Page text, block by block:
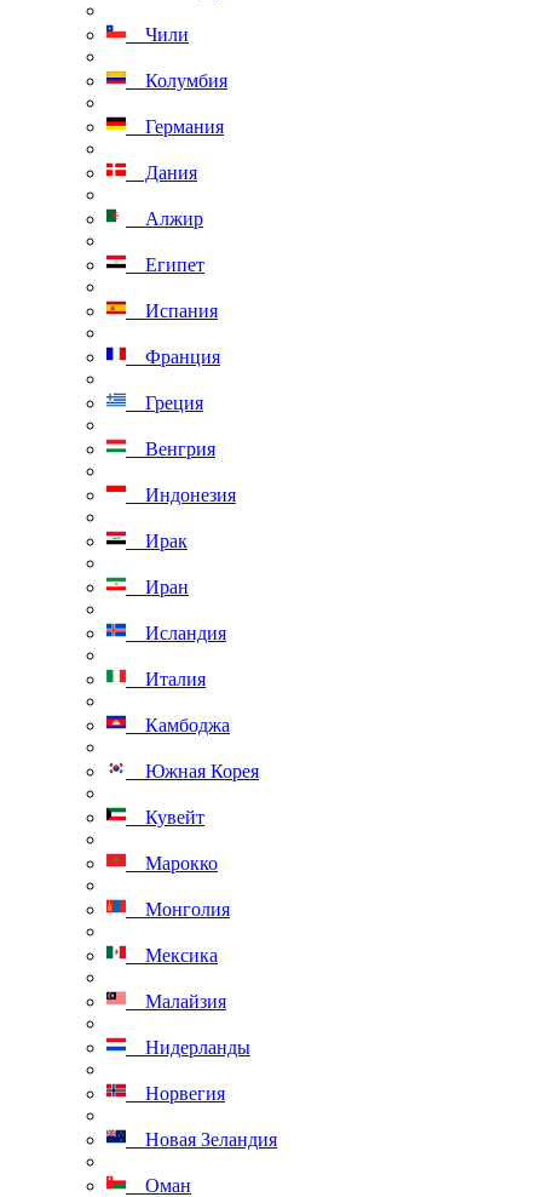
Чили
Колумбия
Германия
Дания
Алжир
Египет
Испания
Франция
Греция
Венгрия
Индонезия
Ирак
Иран
Исландия
Италия
Камбоджа
Южная Корея
Кувейт
Марокко
Монголия
Мексика
Малайзия
Нидерланды
Норвегия
Новая Зеландия
Оман